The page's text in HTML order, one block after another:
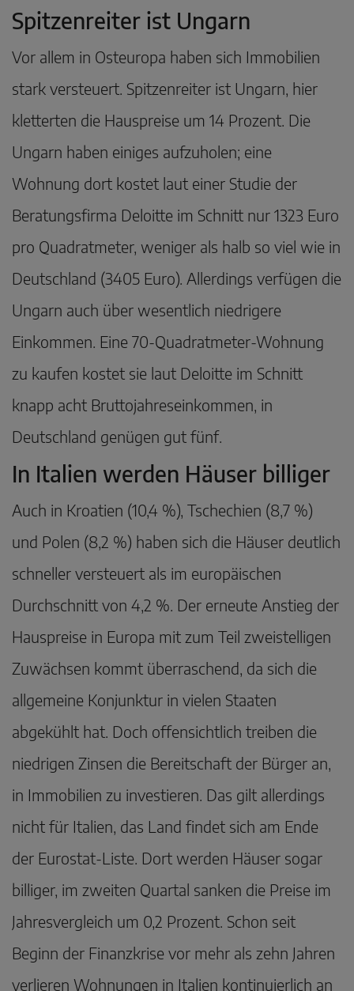
Spitzenreiter ist Ungarn
Vor allem in Osteuropa haben sich Immobilien
stark versteuert. Spitzenreiter ist Ungarn, hier
kletterten die Hauspreise um 14 Prozent. Die
Ungarn haben einiges aufzuholen; eine
Wohnung dort kostet laut einer Studie der
Beratungsfirma Deloitte im Schnitt nur 1323 Euro
pro Quadratmeter, weniger als halb so viel wie in
Deutschland (3405 Euro). Allerdings verfügen die
Ungarn auch über wesentlich niedrigere
Einkommen. Eine 70-Quadratmeter-Wohnung
zu kaufen kostet sie laut Deloitte im Schnitt
knapp acht Bruttojahreseinkommen, in
Deutschland genügen gut fünf.
In Italien werden Häuser billiger
Auch in Kroatien (10,4 %), Tschechien (8,7 %)
und Polen (8,2 %) haben sich die Häuser deutlich
schneller versteuert als im europäischen
Durchschnitt von 4,2 %. Der erneute Anstieg der
Hauspreise in Europa mit zum Teil zweistelligen
Zuwächsen kommt überraschend, da sich die
allgemeine Konjunktur in vielen Staaten
abgekühlt hat. Doch offensichtlich treiben die
niedrigen Zinsen die Bereitschaft der Bürger an,
in Immobilien zu investieren. Das gilt allerdings
nicht für Italien, das Land findet sich am Ende
der Eurostat-Liste. Dort werden Häuser sogar
billiger, im zweiten Quartal sanken die Preise im
Jahresvergleich um 0,2 Prozent. Schon seit
Beginn der Finanzkrise vor mehr als zehn Jahren
verlieren Wohnungen in Italien kontinuierlich an